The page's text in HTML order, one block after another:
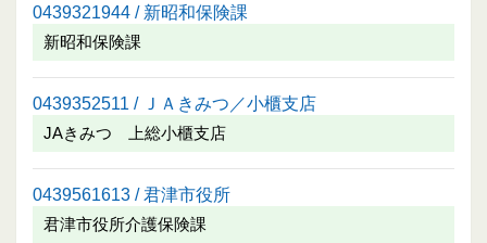
0439321944 / 新昭和保険課
新昭和保険課
0439352511 / ＪＡきみつ／小櫃支店
JAきみつ 上総小櫃支店
0439561613 / 君津市役所
君津市役所介護保険課